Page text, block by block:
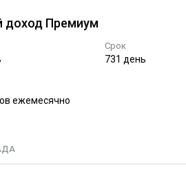
доход Премиум
Срок
731 день
ежемесячно